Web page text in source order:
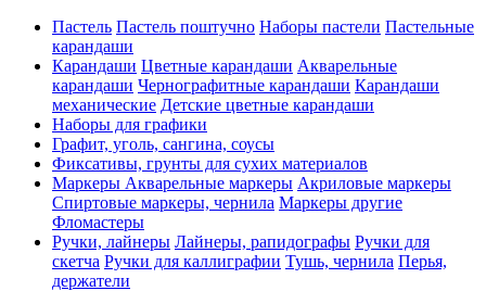
Пастель Пастель поштучно Наборы пастели Пастельные
карандаши
Карандаши Цветные карандаши Акварельные
карандаши Чернографитные карандаши Карандаши
механические Детские цветные карандаши
Наборы для графики
Графит, уголь, сангина, соусы
Фиксативы, грунты для сухих материалов
Маркеры Акварельные маркеры Акриловые маркеры
Спиртовые маркеры, чернила Маркеры другие
Фломастеры
Ручки, лайнеры Лайнеры, рапидографы Ручки для
скетча Ручки для каллиграфии Тушь, чернила Перья,
держатели